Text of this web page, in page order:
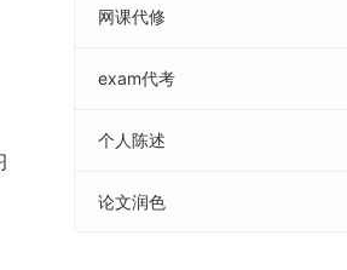
网课代修
exam代考
个人陈述
论文润色